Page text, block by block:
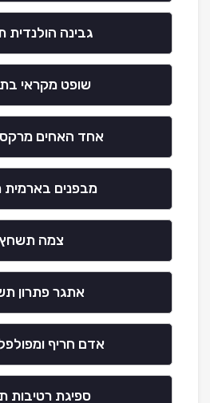
גבינה
שופט מקראי
אחד האחים
מבפנים
צמה
אתגר פתרון
אדם חריף
ספיגת רטיבות